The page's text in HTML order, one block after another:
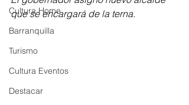
Cultura Home
Barranquilla
Turismo
Cultura Eventos
Destacar
que se encargará de la terna.